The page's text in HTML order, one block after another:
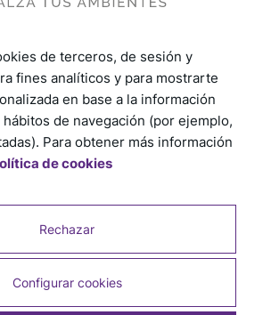
de terceros, de sesión y
fines analíticos y para mostrarte
en base a la información
de navegación (por ejemplo,
Para obtener más información
de cookies
Rechazar
Configurar cookies